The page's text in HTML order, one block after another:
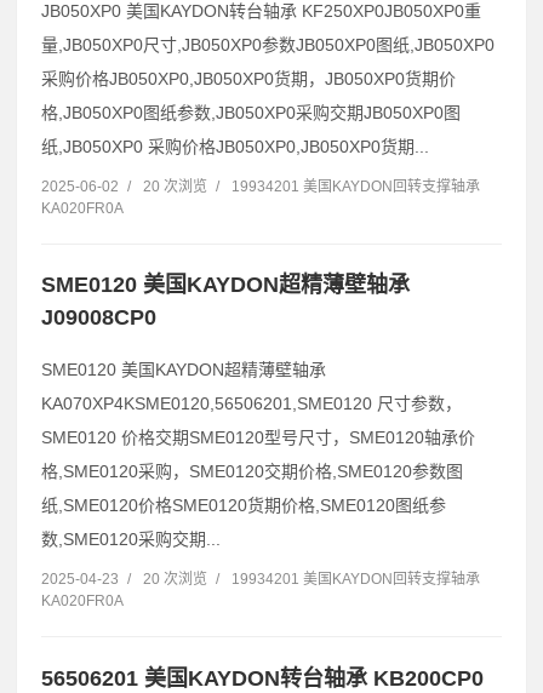
JB050XP0 美国KAYDON转台轴承 KF250XP0JB050XP0重
量,JB050XP0尺寸,JB050XP0参数JB050XP0图纸,JB050XP0
采购价格JB050XP0,JB050XP0货期，JB050XP0货期价
格,JB050XP0图纸参数,JB050XP0采购交期JB050XP0图
纸,JB050XP0 采购价格JB050XP0,JB050XP0货期...
2025-06-02 / 20 次浏览 /
19934201 美国KAYDON回转支撑轴承
KA020FR0A
SME0120 美国KAYDON超精薄壁轴承
J09008CP0
SME0120 美国KAYDON超精薄壁轴承
KA070XP4KSME0120,56506201,SME0120 尺寸参数，
SME0120 价格交期SME0120型号尺寸，SME0120轴承价
格,SME0120采购，SME0120交期价格,SME0120参数图
纸,SME0120价格SME0120货期价格,SME0120图纸参
数,SME0120采购交期...
2025-04-23 / 20 次浏览 /
19934201 美国KAYDON回转支撑轴承
KA020FR0A
56506201 美国KAYDON转台轴承 KB200CP0